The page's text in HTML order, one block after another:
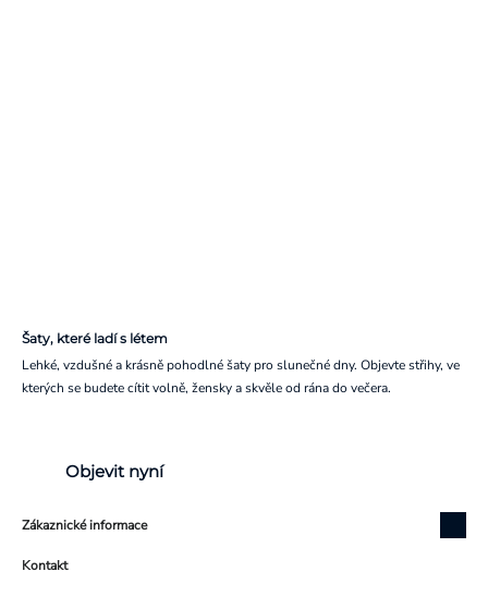
Šaty, které ladí s létem
Lehké, vzdušné a krásně pohodlné šaty pro slunečné dny. Objevte střihy, ve
kterých se budete cítit volně, žensky a skvěle od rána do večera.
Objevit nyní
Zákaznické informace
Kontakt